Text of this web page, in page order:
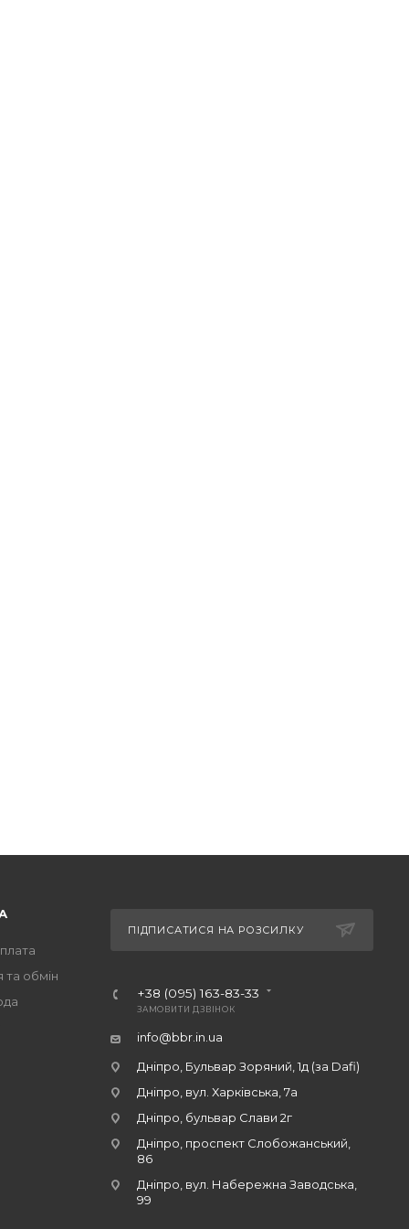
обмін
ПІДПИСАТИСЯ НА РОЗСИЛКУ
+38 (095) 163-83-33
ЗАМОВИТИ ДЗВІНОК
info@bbr.in.ua
Дніпро, Бульвар Зоряний, 1д (за Dafi)
Дніпро, вул. Харківська, 7а
Дніпро, бульвар Слави 2г
Дніпро, проспект Слобожанський,
86
Дніпро, вул. Набережна Заводська,
99